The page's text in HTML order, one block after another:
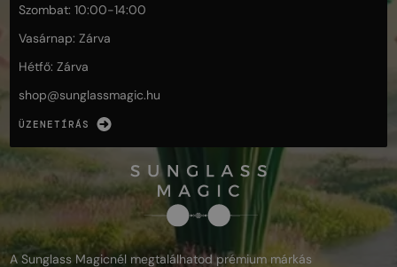
Szombat: 10:00-14:00
Vasárnap: Zárva
Hétfő: Zárva
shop@sunglassmagic.hu
ÜZENETÍRÁS
A Sunglass Magicnél megtalálhatod prémium márkás